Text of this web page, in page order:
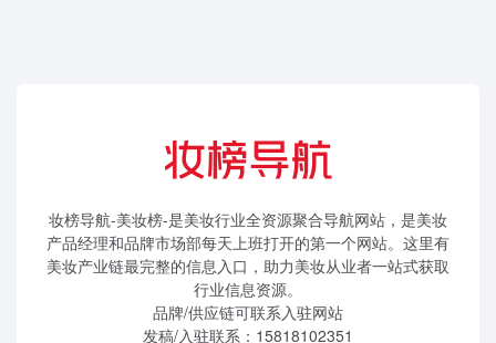
妆榜导航-美妆榜-是美妆行业全资源聚合导航网站，是美妆
产品经理和品牌市场部每天上班打开的第一个网站。这里有
美妆产业链最完整的信息入口，助力美妆从业者一站式获取
行业信息资源。
品牌/供应链可联系入驻网站
发稿/入驻联系：15818102351